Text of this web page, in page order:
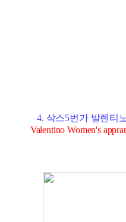
4. 삭스5번가 발렌티
Valentino Women's